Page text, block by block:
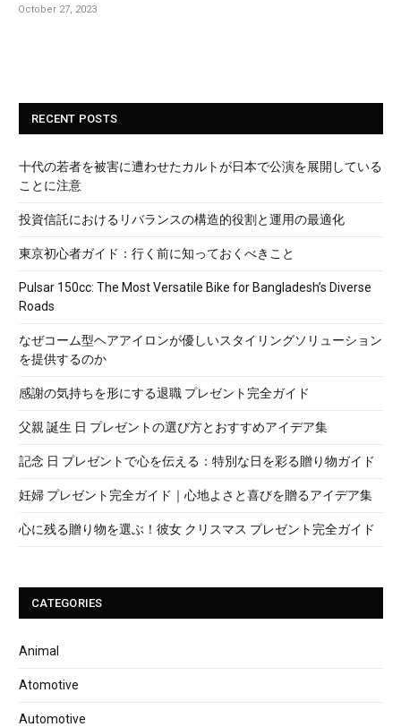
October 27, 2023
RECENT POSTS
十代の若者を被害に遭わせたカルトが日本で公演を展開している
ことに注意
投資信託におけるリバランスの構造的役割と運用の最適化
東京初心者ガイド：行く前に知っておくべきこと
Pulsar 150cc: The Most Versatile Bike for Bangladesh’s Diverse
Roads
なぜコーム型ヘアアイロンが優しいスタイリングソリューション
を提供するのか
感謝の気持ちを形にする退職 プレゼント完全ガイド
父親 誕生 日 プレゼントの選び方とおすすめアイデア集
記念 日 プレゼントで心を伝える：特別な日を彩る贈り物ガイド
妊婦 プレゼント完全ガイド｜心地よさと喜びを贈るアイデア集
心に残る贈り物を選ぶ！彼女 クリスマス プレゼント完全ガイド
CATEGORIES
Animal
Atomotive
Automotive